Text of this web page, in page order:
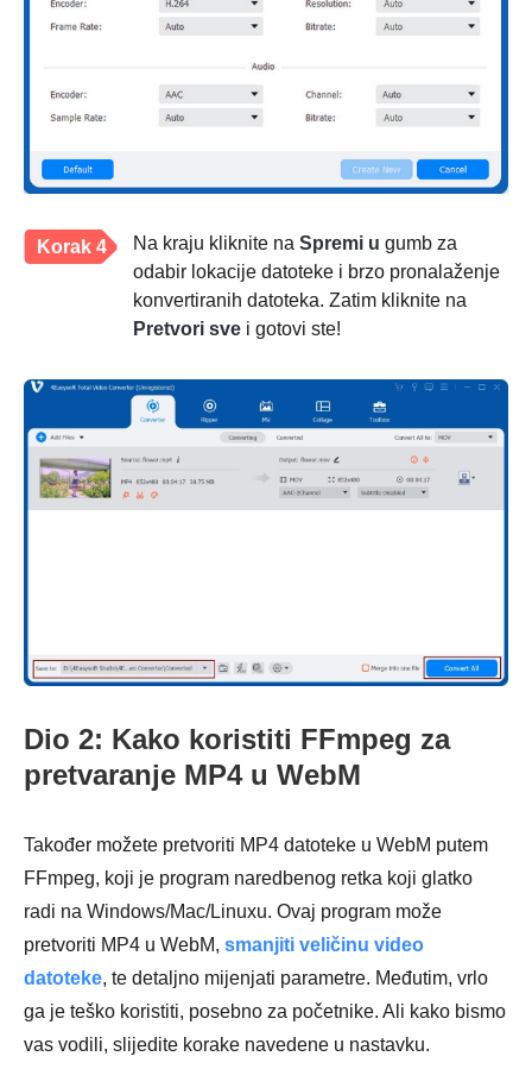
Korak 4 Na kraju kliknite na Spremi u gumb za
odabir lokacije datoteke i brzo pronalaženje
konvertiranih datoteka. Zatim kliknite na
Pretvori sve i gotovi ste!
Dio 2: Kako koristiti FFmpeg za
pretvaranje MP4 u WebM
Također možete pretvoriti MP4 datoteke u WebM putem
FFmpeg, koji je program naredbenog retka koji glatko
radi na Windows/Mac/Linuxu. Ovaj program može
pretvoriti MP4 u WebM, smanjiti veličinu video
datoteke, te detaljno mijenjati parametre. Međutim, vrlo
ga je teško koristiti, posebno za početnike. Ali kako bismo
vas vodili, slijedite korake navedene u nastavku.